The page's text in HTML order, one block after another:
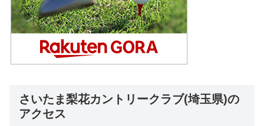
さいたま梨花カントリークラブ(埼玉県)の
アクセス